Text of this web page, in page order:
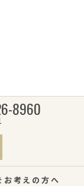
8960
お考えの方へ